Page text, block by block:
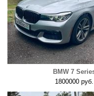
BMW 7
1800000 руб.